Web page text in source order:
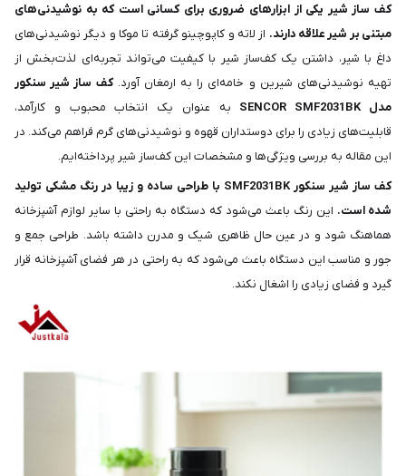
کف ساز شیر یکی از ابزارهای ضروری برای کسانی است که به نوشیدنی‌های
مبتنی بر شیر علاقه دارند. از لاته و کاپوچینو گرفته تا موکا و دیگر نوشیدنی‌های
داغ با شیر، داشتن یک کف‌ساز شیر با کیفیت می‌تواند تجربه‌ای لذت‌بخش از
تهیه نوشیدنی‌های شیرین و خامه‌ای را به ارمغان آورد.کف ساز شیر سنکور
مدل SENCOR SMF2031BK
به عنوان یک انتخاب محبوب و کارآمد،
قابلیت‌های زیادی را برای دوستداران قهوه و نوشیدنی‌های گرم فراهم می‌کند. در
این مقاله به بررسی ویژگی‌ها و مشخصات این کف‌ساز شیر پرداخته‌ایم.
کف ساز شیر سنکور SMF2031BK با طراحی ساده و زیبا در رنگ مشکی تولید
شده است. این رنگ باعث می‌شود که دستگاه به راحتی با سایر لوازم آشپزخانه
هماهنگ شود و در عین حال ظاهری شیک و مدرن داشته باشد. طراحی جمع و
جور و مناسب این دستگاه باعث می‌شود که به راحتی در هر فضای آشپزخانه قرار
گیرد و فضای زیادی را اشغال نکند.